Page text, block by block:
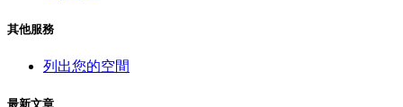
其他服務
列出您的空間
最新文章